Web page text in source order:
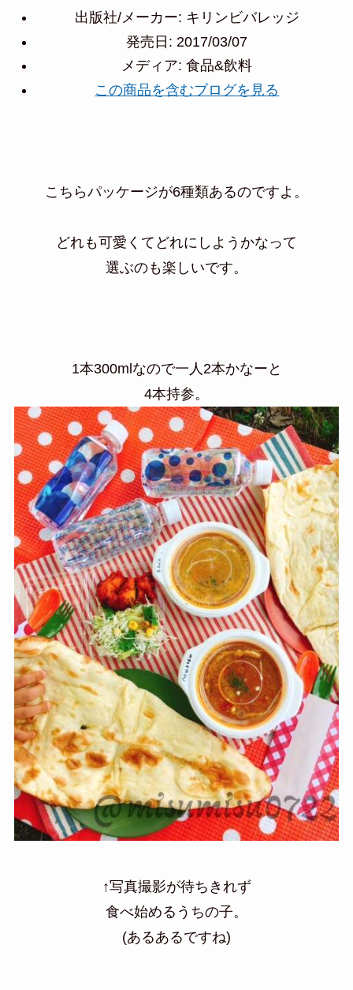
出版社/メーカー: キリンビバレッジ
発売日: 2017/03/07
メディア: 食品&飲料
この商品を含むブログを見る
こちらパッケージが6種類あるのですよ。
どれも可愛くてどれにしようかなって
選ぶのも楽しいです。
1本300mlなので一人2本かなーと
4本持参。
↑写真撮影が待ちきれず
食べ始めるうちの子。
(あるあるですね)